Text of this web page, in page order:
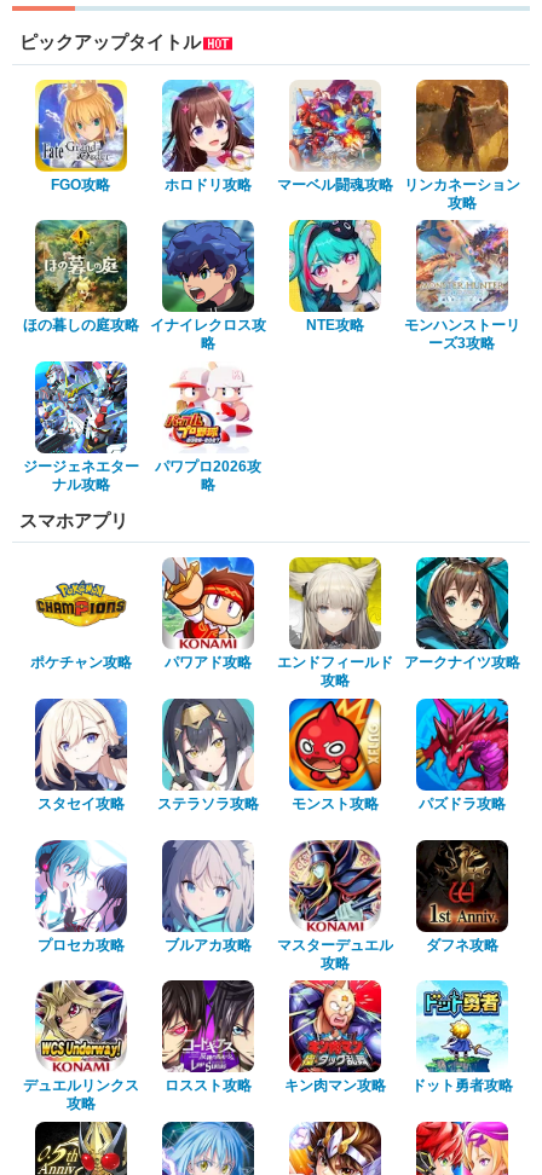
ピックアップタイトル
FGO攻略 ホロドリ攻略 マーベル闘魂攻略
リンカネーション
攻略
ほの暮しの庭攻略
イナイレクロス攻
略
NTE攻略
モンハンストーリ
ーズ3攻略
ジージェネエター
ナル攻略
パワプロ2026攻
略
スマホアプリ
ポケチャン攻略 パワアド攻略
エンドフィールド
攻略
アークナイツ攻略
スタセイ攻略 ステラソラ攻略 モンスト攻略 パズドラ攻略
プロセカ攻略 ブルアカ攻略
マスターデュエル
攻略
ダフネ攻略
デュエルリンクス
攻略
ロススト攻略 キン肉マン攻略 ドット勇者攻略